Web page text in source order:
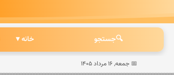
🔍جستجو خانه ▾
📅 جمعه, ۱۶ مرداد ۱۴۰۵